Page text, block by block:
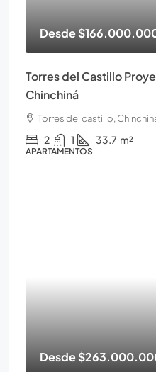
Desde
Torres del Castillo
Chinchiná
Torres del castillo,
2 1 33.7 m²
APARTAMENTOS
Desde